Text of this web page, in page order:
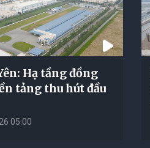
Hạ tầng đồng
tảng thu hút đầu
05:00